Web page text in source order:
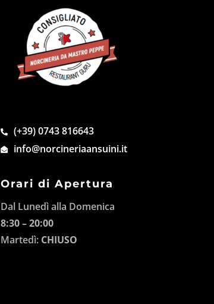
(+39) 0743 816643
info@norcineriaansuini.it
Orari di Apertura
Dal Lunedì alla Domenica
8:30 – 20:00
Martedì: CHIUSO